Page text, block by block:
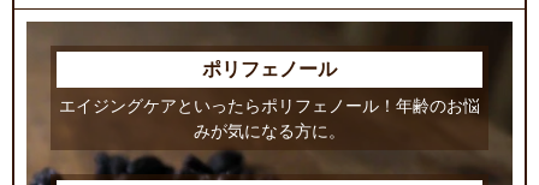
ポリフェノール
エイジングケアといったらポリフェノール！年齢のお悩
みが気になる方に。